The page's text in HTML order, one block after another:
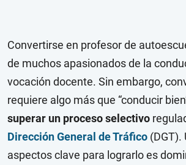
Convertirse en profesor de
de muchos apasionados de la
vocación docente. Sin embargo,
requiere algo más que “conducir
superar un proceso selectivo
Dirección General de Tráfico (DGT).
aspectos clave para lograrlo es